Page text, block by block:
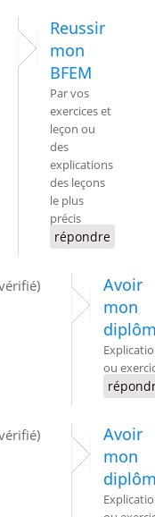
Reussir
mon
BFEM
Par vos
exercices et
leçon ou
des
explications
des leçons
le plus
précis
répondre
Avoir
mon
ou
Avoir
mon